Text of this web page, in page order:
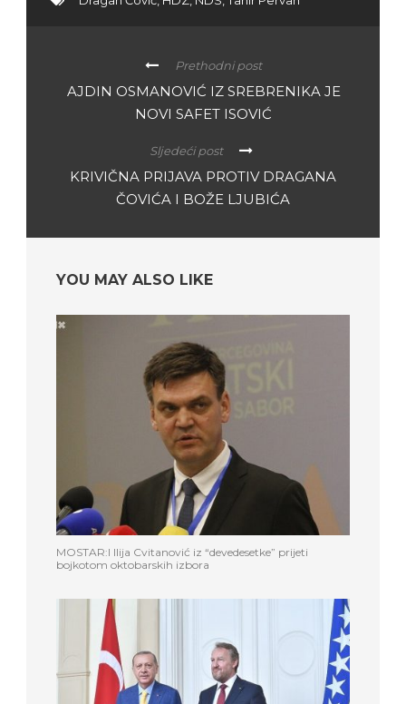
Prethodni post
AJDIN OSMANOVIĆ IZ SREBRENIKA JE
NOVI SAFET ISOVIĆ
Sljedeći post
KRIVIČNA PRIJAVA PROTIV DRAGANA
ČOVIĆA I BOŽE LJUBIĆA
YOU MAY ALSO LIKE
MOSTAR:I Ilija Cvitanović iz “devedesetke” prijeti
bojkotom oktobarskih izbora